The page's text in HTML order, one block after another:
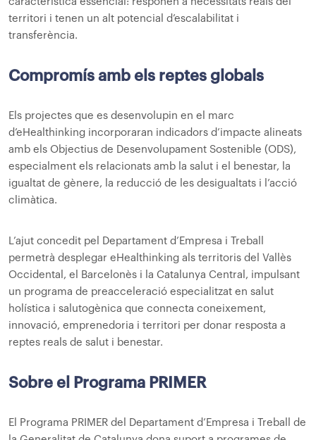
territori i tenen un alt potencial d’escalabilitat i
transferència.
Compromís amb els reptes globals
Els projectes que es desenvolupin en el marc
d’eHealthinking incorporaran indicadors d’impacte alineats
amb els Objectius de Desenvolupament Sostenible (ODS),
especialment els relacionats amb la salut i el benestar, la
igualtat de gènere, la reducció de les desigualtats i l’acció
climàtica.
L’ajut concedit pel Departament d’Empresa i Treball
permetrà desplegar eHealthinking als territoris del Vallès
Occidental, el Barcelonès i la Catalunya Central, impulsant
un programa de preacceleració especialitzat en salut
holística i salutogènica que connecta coneixement,
innovació, emprenedoria i territori per donar resposta a
reptes reals de salut i benestar.
Sobre el Programa PRIMER
El Programa PRIMER del Departament d’Empresa i Treball de